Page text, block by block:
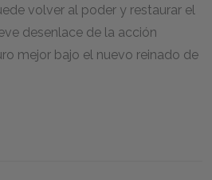
volver al poder y restaurar el
desenlace de la acción
mejor bajo el nuevo reinado de